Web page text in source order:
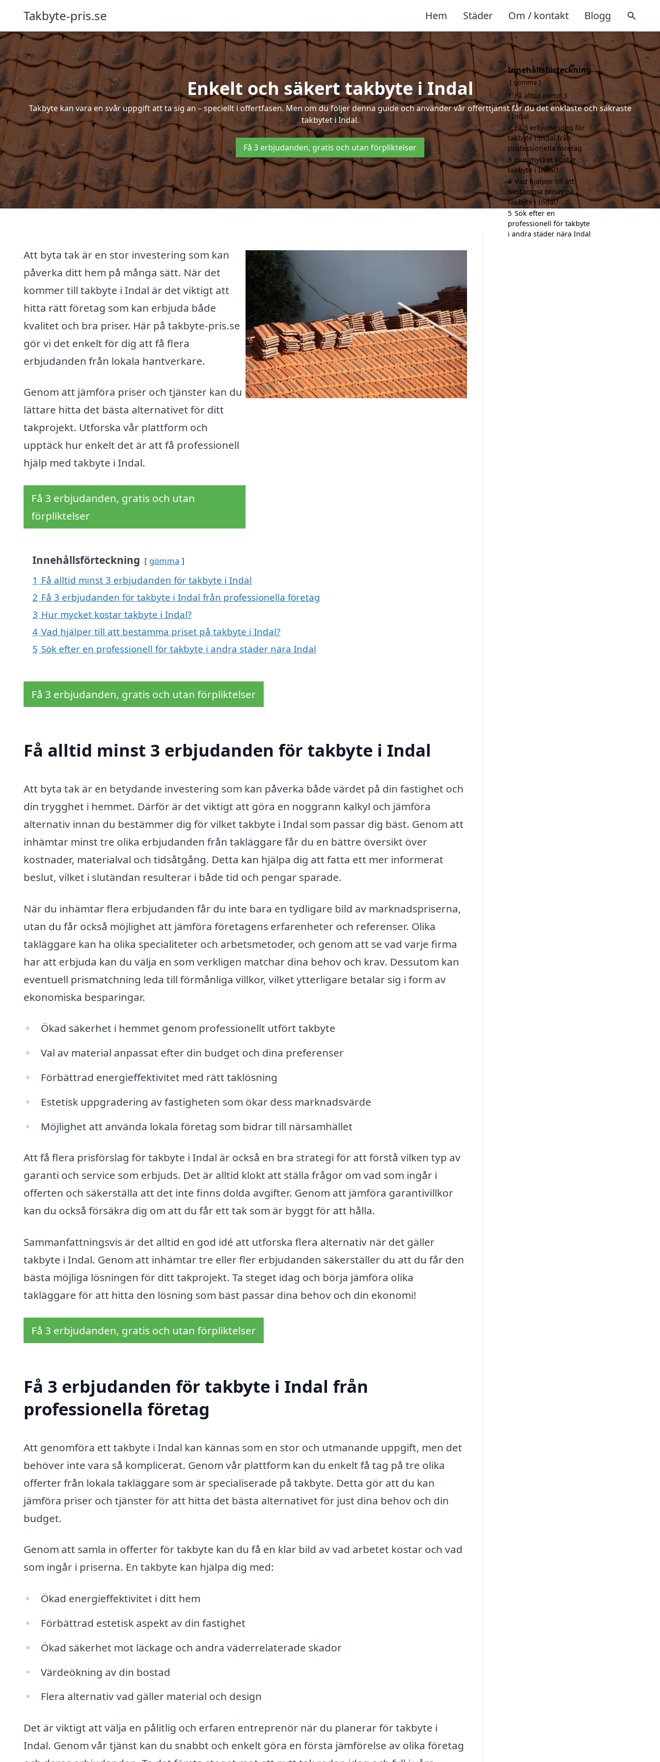
Takbyte-pris.se Hem Städer Om / kontakt Blogg
Enkelt och säkert takbyte i Indal
Takbyte kan vara en svår uppgift att ta sig an – speciellt i offertfasen. Men om du följer denna guide och använder vår offerttjänst får du det enklaste och säkraste
takbytet i Indal.
Få 3 erbjudanden, gratis och utan förpliktelser
Att byta tak är en stor investering som kan
påverka ditt hem på många sätt. När det
kommer till takbyte i Indal är det viktigt att
hitta rätt företag som kan erbjuda både
kvalitet och bra priser. Här på takbyte-pris.se
gör vi det enkelt för dig att få flera
erbjudanden från lokala hantverkare.
Genom att jämföra priser och tjänster kan du
lättare hitta det bästa alternativet för ditt
takprojekt. Utforska vår plattform och
upptäck hur enkelt det är att få professionell
hjälp med takbyte i Indal.
Få 3 erbjudanden, gratis och utan
förpliktelser
Innehållsförteckning gömma
1 Få alltid minst 3 erbjudanden för takbyte i Indal
2 Få 3 erbjudanden för takbyte i Indal från professionella företag
3 Hur mycket kostar takbyte i Indal?
4 Vad hjälper till att bestämma priset på takbyte i Indal?
5 Sök efter en professionell för takbyte i andra städer nära Indal
Få 3 erbjudanden, gratis och utan förpliktelser
Få alltid minst 3 erbjudanden för takbyte i Indal
Att byta tak är en betydande investering som kan påverka både värdet på din fastighet och
din trygghet i hemmet. Därför är det viktigt att göra en noggrann kalkyl och jämföra
alternativ innan du bestämmer dig för vilket takbyte i Indal som passar dig bäst. Genom att
inhämtar minst tre olika erbjudanden från takläggare får du en bättre översikt över
kostnader, materialval och tidsåtgång. Detta kan hjälpa dig att fatta ett mer informerat
beslut, vilket i slutändan resulterar i både tid och pengar sparade.
När du inhämtar flera erbjudanden får du inte bara en tydligare bild av marknadspriserna,
utan du får också möjlighet att jämföra företagens erfarenheter och referenser. Olika
takläggare kan ha olika specialiteter och arbetsmetoder, och genom att se vad varje firma
har att erbjuda kan du välja en som verkligen matchar dina behov och krav. Dessutom kan
eventuell prismatchning leda till förmånliga villkor, vilket ytterligare betalar sig i form av
ekonomiska besparingar.
Ökad säkerhet i hemmet genom professionellt utfört takbyte
Val av material anpassat efter din budget och dina preferenser
Förbättrad energieffektivitet med rätt taklösning
Estetisk uppgradering av fastigheten som ökar dess marknadsvärde
Möjlighet att använda lokala företag som bidrar till närsamhället
Att få flera prisförslag för takbyte i Indal är också en bra strategi för att förstå vilken typ av
garanti och service som erbjuds. Det är alltid klokt att ställa frågor om vad som ingår i
offerten och säkerställa att det inte finns dolda avgifter. Genom att jämföra garantivillkor
kan du också försäkra dig om att du får ett tak som är byggt för att hålla.
Sammanfattningsvis är det alltid en god idé att utforska flera alternativ när det gäller
takbyte i Indal. Genom att inhämtar tre eller fler erbjudanden säkerställer du att du får den
bästa möjliga lösningen för ditt takprojekt. Ta steget idag och börja jämföra olika
takläggare för att hitta den lösning som bäst passar dina behov och din ekonomi!
Få 3 erbjudanden, gratis och utan förpliktelser
Få 3 erbjudanden för takbyte i Indal från
professionella företag
Att genomföra ett takbyte i Indal kan kännas som en stor och utmanande uppgift, men det
behöver inte vara så komplicerat. Genom vår plattform kan du enkelt få tag på tre olika
offerter från lokala takläggare som är specialiserade på takbyte. Detta gör att du kan
jämföra priser och tjänster för att hitta det bästa alternativet för just dina behov och din
budget.
Genom att samla in offerter för takbyte kan du få en klar bild av vad arbetet kostar och vad
som ingår i priserna. En takbyte kan hjälpa dig med:
Ökad energieffektivitet i ditt hem
Förbättrad estetisk aspekt av din fastighet
Ökad säkerhet mot läckage och andra väderrelaterade skador
Värdeökning av din bostad
Flera alternativ vad gäller material och design
Det är viktigt att välja en pålitlig och erfaren entreprenör när du planerar för takbyte i
Indal. Genom vår tjänst kan du snabbt och enkelt göra en första jämförelse av olika företag
Innehållsförteckning
gömma
1 Få alltid minst 3
erbjudanden för takbyte
i Indal
2 Få 3 erbjudanden för
takbyte i Indal från
professionella företag
3 Hur mycket kostar
takbyte i Indal?
4 Vad hjälper till att
bestämma priset på
takbyte i Indal?
5 Sök efter en
professionell för takbyte
i andra städer nära Indal